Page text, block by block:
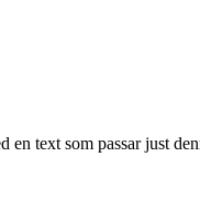
text som passar just